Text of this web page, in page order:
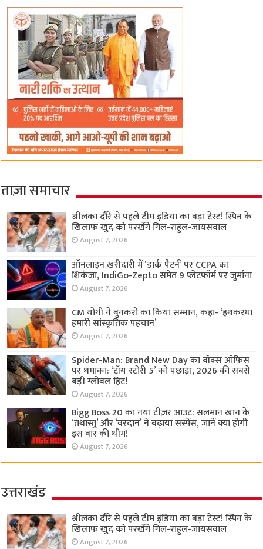
ताज़ा समाचार
श्रीलंका दौरे से पहले टीम इंडिया का बड़ा टेस्ट! स्पिन के
खिलाफ खुद को परखेंगे गिल-राहुल-जायसवाल
August 7, 2026
ऑनलाइन खरीदारी में ‘डार्क पैटर्न’ पर CCPA का
शिकंजा, IndiGo-Zepto समेत 9 प्लेटफॉर्म पर जुर्माना
August 7, 2026
CM योगी ने बुनकरों का किया सम्मान, कहा- ‘हथकरघा
हमारी सांस्कृतिक पहचान’
August 7, 2026
Spider-Man: Brand New Day का बॉक्स ऑफिस
पर धमाका: ‘टॉय स्टोरी 5’ को पछाड़ा, 2026 की सबसे
बड़ी ग्लोबल हिट!
August 7, 2026
Bigg Boss 20 का नया टीज़र आउट: सलमान खान के
‘तथास्तु’ और ‘वरदान’ ने बढ़ाया सस्पेंस, जानें क्या होगी
इस बार की थीम!
August 7, 2026
उत्तराखंड
श्रीलंका दौरे से पहले टीम इंडिया का बड़ा टेस्ट! स्पिन के
खिलाफ खुद को परखेंगे गिल-राहुल-जायसवाल
August 7, 2026